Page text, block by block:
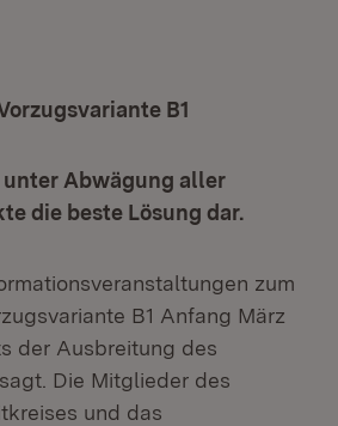
B1
Abwägung aller
die beste Lösung dar.
zum
B1 Anfang März
der Ausbreitung des
Die Mitglieder des
und das